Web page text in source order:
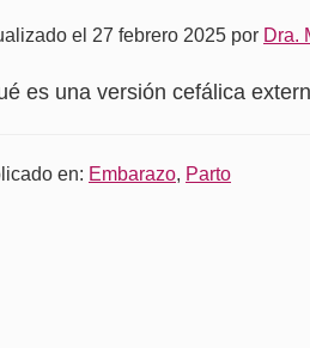
el 27 febrero 2025 por Dra.
es una versión cefálica
en: Embarazo, Parto